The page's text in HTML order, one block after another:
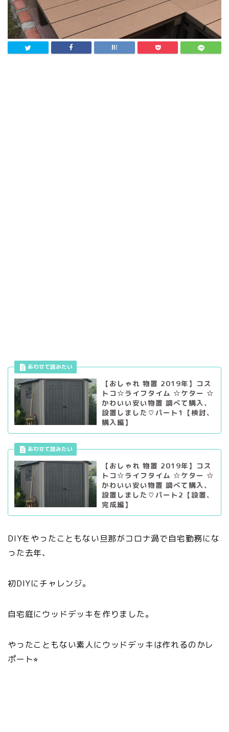
【おしゃれ 物置 2019年】コス
トコ☆ライフタイム ☆ケター ☆
かわいい安い物置 調べて購入、
設置しました♡パート1【検討、
購入編】
【おしゃれ 物置 2019年】コス
トコ☆ライフタイム ☆ケター ☆
かわいい安い物置 調べて購入、
設置しました♡パート2【設置、
完成編】
DIYをやったこともない旦那がコロナ渦で自宅勤務にな
った去年、
初DIYにチャレンジ。
自宅庭にウッドデッキを作りました。
やったこともない素人にウッドデッキは作れるのかレ
ポート⭐︎